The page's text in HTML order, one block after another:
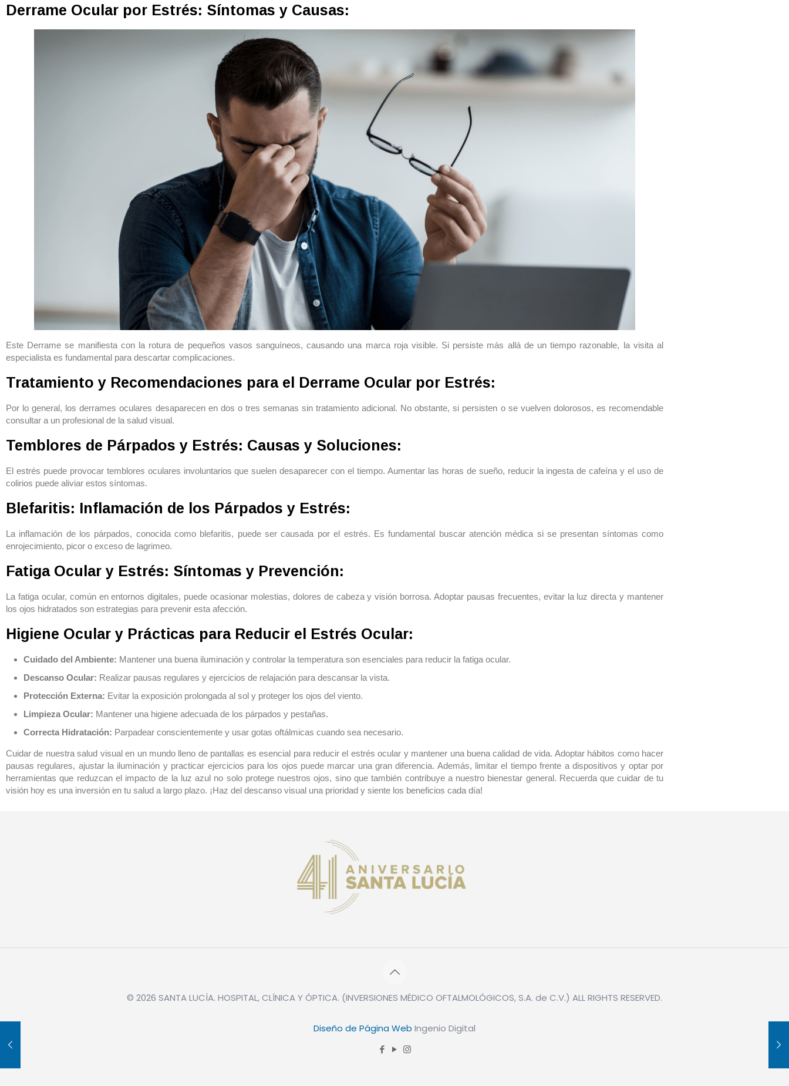
Derrame Ocular por Estrés: Síntomas y Causas:
Este Derrame se manifiesta con la rotura de pequeños vasos sanguíneos, causando una marca roja visible. Si persiste más allá de un tiempo razonable, la visita al
especialista es fundamental para descartar complicaciones.
Tratamiento y Recomendaciones para el Derrame Ocular por Estrés:
Por lo general, los derrames oculares desaparecen en dos o tres semanas sin tratamiento adicional. No obstante, si persisten o se vuelven dolorosos, es recomendable
consultar a un profesional de la salud visual.
Temblores de Párpados y Estrés: Causas y Soluciones:
El estrés puede provocar temblores oculares involuntarios que suelen desaparecer con el tiempo. Aumentar las horas de sueño, reducir la ingesta de cafeína y el uso de
colirios puede aliviar estos síntomas.
Blefaritis: Inflamación de los Párpados y Estrés:
La inflamación de los párpados, conocida como blefaritis, puede ser causada por el estrés. Es fundamental buscar atención médica si se presentan síntomas como
enrojecimiento, picor o exceso de lagrimeo.
Fatiga Ocular y Estrés: Síntomas y Prevención:
La fatiga ocular, común en entornos digitales, puede ocasionar molestias, dolores de cabeza y visión borrosa. Adoptar pausas frecuentes, evitar la luz directa y mantener
los ojos hidratados son estrategias para prevenir esta afección.
Higiene Ocular y Prácticas para Reducir el Estrés Ocular:
Cuidado del Ambiente: Mantener una buena iluminación y controlar la temperatura son esenciales para reducir la fatiga ocular.
Descanso Ocular: Realizar pausas regulares y ejercicios de relajación para descansar la vista.
Protección Externa: Evitar la exposición prolongada al sol y proteger los ojos del viento.
Limpieza Ocular: Mantener una higiene adecuada de los párpados y pestañas.
Correcta Hidratación: Parpadear conscientemente y usar gotas oftálmicas cuando sea necesario.
Cuidar de nuestra salud visual en un mundo lleno de pantallas es esencial para reducir el estrés ocular y mantener una buena calidad de vida. Adoptar hábitos como hacer
pausas regulares, ajustar la iluminación y practicar ejercicios para los ojos puede marcar una gran diferencia. Además, limitar el tiempo frente a dispositivos y optar por
herramientas que reduzcan el impacto de la luz azul no solo protege nuestros ojos, sino que también contribuye a nuestro bienestar general. Recuerda que cuidar de tu
visión hoy es una inversión en tu salud a largo plazo. ¡Haz del descanso visual una prioridad y siente los beneficios cada día!
© 2026 SANTA LUCÍA. HOSPITAL, CLÍNICA Y ÓPTICA. (INVERSIONES MÉDICO OFTALMOLÓGICOS, S.A. de C.V.) ALL RIGHTS RESERVED.
Diseño de Página Web Ingenio Digital